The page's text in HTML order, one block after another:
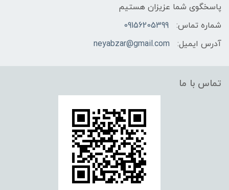
پاسخگوی شما عزیزان هستیم
شماره تماس:
09156205399
آدرس ایمیل:
neyabzar@gmail.com
تماس با ما